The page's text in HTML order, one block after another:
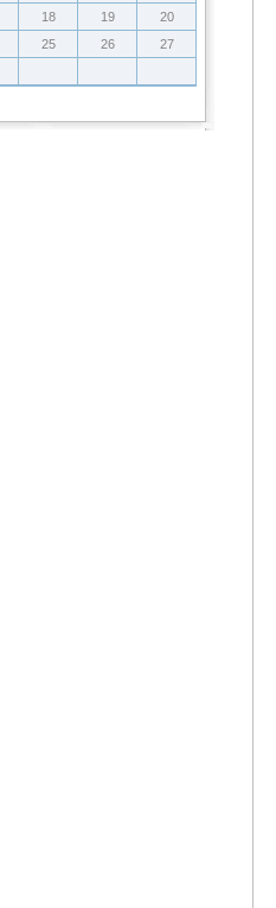
18 19
20
25 26
27